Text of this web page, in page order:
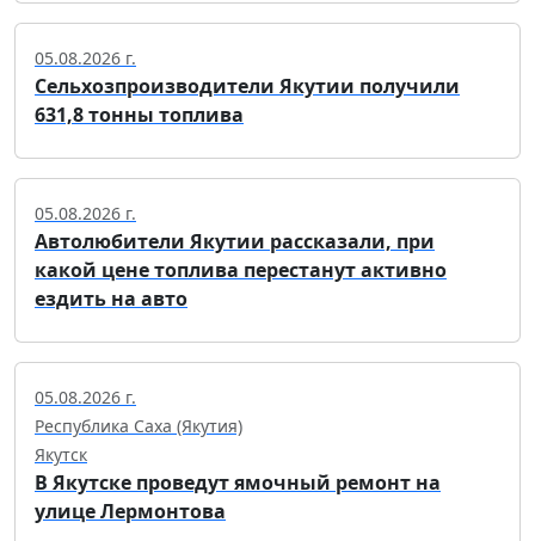
05.08.2026 г.
Сельхозпроизводители Якутии получили
631,8 тонны топлива
05.08.2026 г.
Автолюбители Якутии рассказали, при
какой цене топлива перестанут активно
ездить на авто
05.08.2026 г.
Республика Саха (Якутия)
Якутск
В Якутске проведут ямочный ремонт на
улице Лермонтова